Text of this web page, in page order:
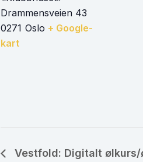
Drammensveien 43
Oslo
0271
+ Google-
kart
Vestfold: Digitalt